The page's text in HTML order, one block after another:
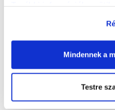
Mindennek a
Testre